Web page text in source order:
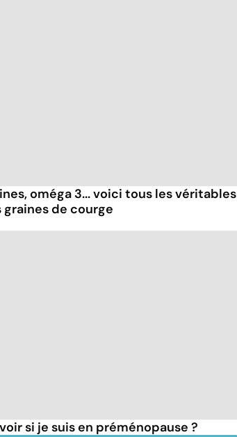
oméga 3... voici tous les véritables
de courge
si je suis en préménopause ?